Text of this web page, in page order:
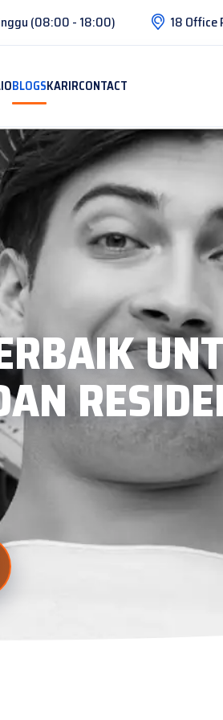
(08:00 - 18:00) 18 Office
BLOGSKARIRCONTACT